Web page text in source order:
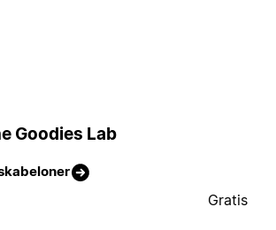
Goodies Lab
Gratis